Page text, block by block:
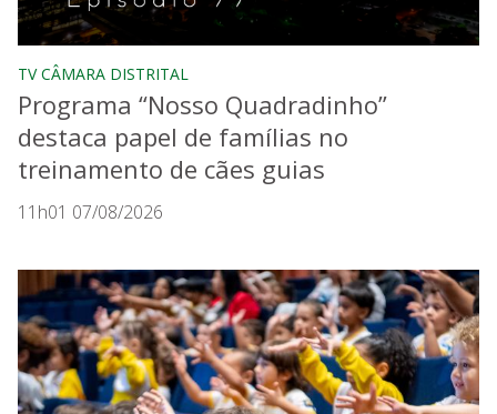
TV CÂMARA DISTRITAL
Programa “Nosso Quadradinho”
destaca papel de famílias no
treinamento de cães guias
11h01 07/08/2026